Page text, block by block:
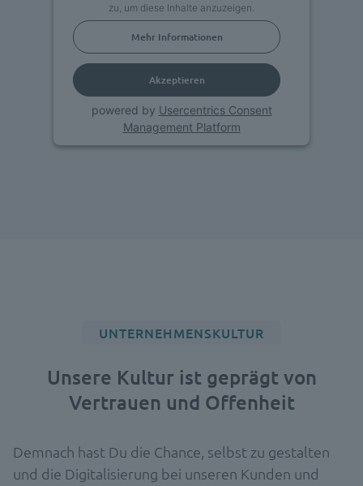
zu, um diese Inhalte anzuzeigen.
Mehr Informationen
Akzeptieren
powered by Usercentrics Consent
Management Platform
UNTERNEHMENSKULTUR
Unsere Kultur ist geprägt von
Vertrauen und Offenheit
Demnach hast Du die Chance, selbst zu gestalten
und die Digitalisierung bei unseren Kunden und